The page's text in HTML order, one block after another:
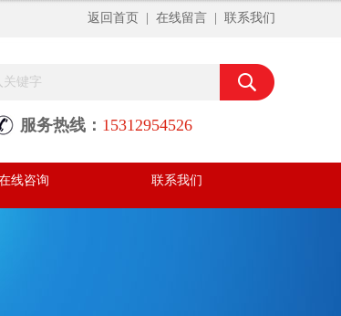
返回首页 在线留言 联系我们
服务热线： 15312954526
线咨询 联系我们